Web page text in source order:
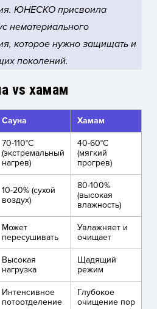
ЮНЕСКО присвоила
нематериального
которое нужно защищать и
поколений.
vs хамам
Сауна Хамам
70-110°C
(экстремальный
нагрев)
40-60°C
(мягкий
прогрев)
10-20% (сухой
воздух)
80-100%
(высокая
влажность)
Может
пересушивать
Увлажняет и
очищает
Высокая
нагрузка
Щадящий
режим
Интенсивное
потоотделение
Глубокое
очищение пор